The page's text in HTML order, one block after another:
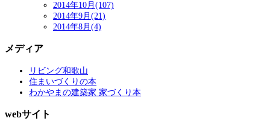
2014年10月(107)
2014年9月(21)
2014年8月(4)
メディア
リビング和歌山
住まいづくりの本
わかやまの建築家 家づくり本
webサイト